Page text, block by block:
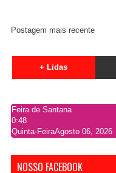
Postagem mais recente
+ Lidas
Feira de Santana
0:48
Quinta-FeiraAgosto 06, 2026
NOSSO FACEBOOK